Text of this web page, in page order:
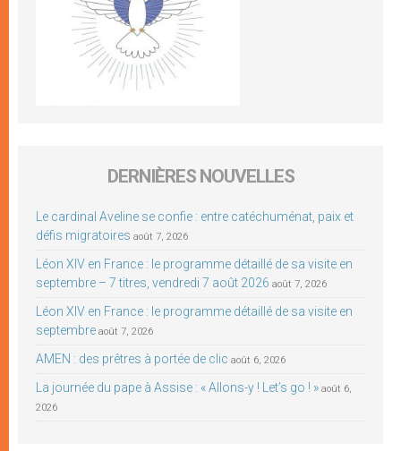
DERNIÈRES NOUVELLES
Le cardinal Aveline se confie : entre catéchuménat, paix et
défis migratoires août 7, 2026
Léon XIV en France : le programme détaillé de sa visite en
septembre – 7 titres, vendredi 7 août 2026 août 7, 2026
Léon XIV en France : le programme détaillé de sa visite en
septembre août 7, 2026
AMEN : des prêtres à portée de clic août 6, 2026
La journée du pape à Assise : « Allons-y ! Let’s go ! » août 6,
2026